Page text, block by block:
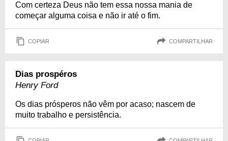
Com certeza Deus não tem essa nossa mania de
começar alguma coisa e não ir até o fim.
COPIAR COMPARTILHAR
Dias prospéros
Henry Ford
Os dias prósperos não vêm por acaso; nascem de
muito trabalho e persistência.